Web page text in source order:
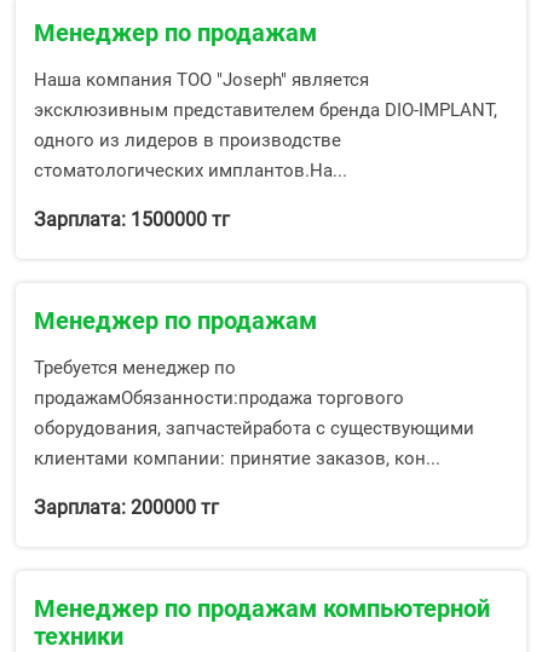
Менеджер по продажам
Наша компания ТОО "Joseph" является
эксклюзивным представителем бренда DIO-IMPLANT,
одного из лидеров в производстве
стоматологических имплантов.На...
Зарплата: 1500000 тг
Менеджер по продажам
Требуется менеджер по
продажамОбязанности:продажа торгового
оборудования, запчастейработа с существующими
клиентами компании: принятие заказов, кон...
Зарплата: 200000 тг
Менеджер по продажам компьютерной
техники